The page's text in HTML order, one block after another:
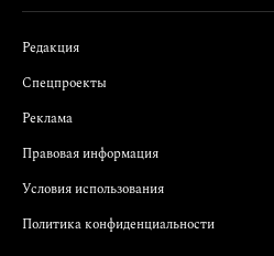
Редакция
Спецпроекты
Реклама
Правовая информация
Условия использования
Политика конфиденциальности